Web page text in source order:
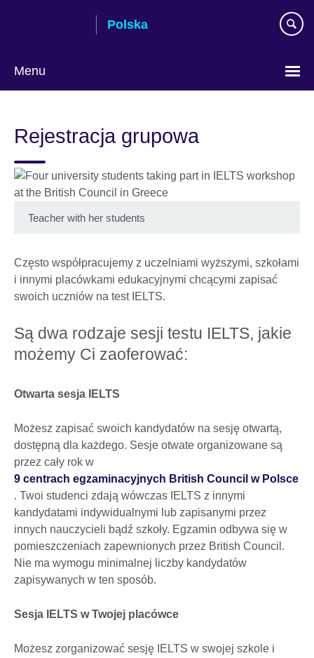
Polska
Menu
Rejestracja grupowa
Teacher with her students
Często współpracujemy z uczelniami wyższymi, szkołami
i innymi placówkami edukacyjnymi chcącymi zapisać
swoich uczniów na test IELTS.
Są dwa rodzaje sesji testu IELTS, jakie
możemy Ci zaoferować:
Otwarta sesja IELTS
Możesz zapisać swoich kandydatów na sesję otwartą,
dostępną dla każdego. Sesje otwate organizowane są
przez cały rok w
9 centrach egzaminacyjnych British Council w Polsce
. Twoi studenci zdają wówczas IELTS z innymi
kandydatami indywidualnymi lub zapisanymi przez
innych nauczycieli bądź szkoły. Egzamin odbywa się w
pomieszczeniach zapewnionych przez British Council.
Nie ma wymogu minimalnej liczby kandydatów
zapisywanych w ten sposób.
Sesja IELTS w Twojej placówce
Możesz zorganizować sesję IELTS w swojej szkole i